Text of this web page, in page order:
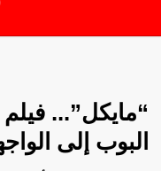
“مايكل”...
البوب إلى